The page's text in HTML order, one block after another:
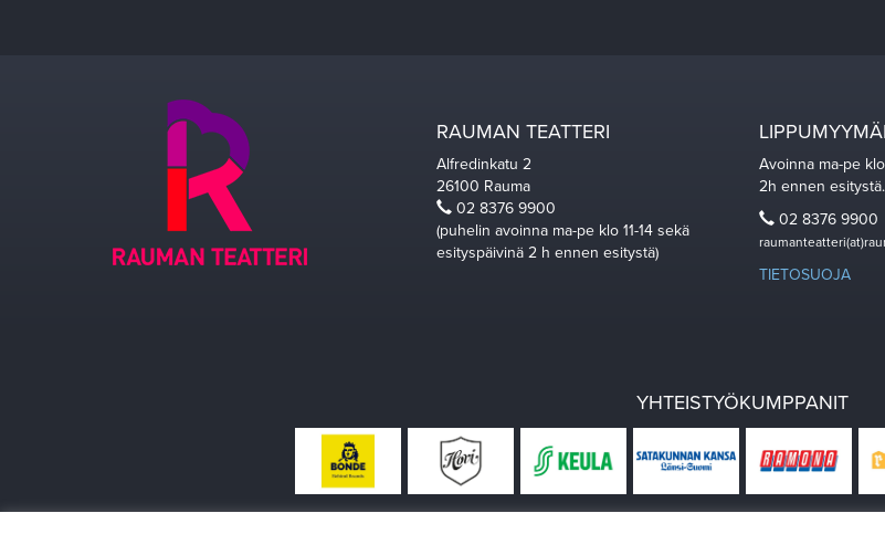
RAUMAN TEATTERI
Alfredinkatu 2
26100 Rauma
02 8376 9900
(puhelin avoinna ma-pe klo 11-14 sekä
esityspäivinä 2 h ennen esitystä)
Avoinna ma-pe
2h ennen esitystä.
02 8376 9900
TIETOSUOJA
YHTEISTYÖKUMPPANIT